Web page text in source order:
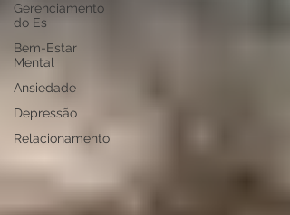
Gerenciamento
do Es
Bem-Estar
Mental
Ansiedade
Depressão
Relacionamento